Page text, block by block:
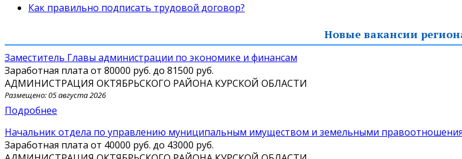
Как правильно подписать трудовой договор?
Новые вакансии
заместитель Главы администрации по экономике и финансам
Заработная плата от 80000 руб. до 81500 руб.
АДМИНИСТРАЦИЯ ОКТЯБРЬСКОГО РАЙОНА КУРСКОЙ ОБЛАСТИ
Размещено: 05 августа 2026
Подробнее
Начальник отдела по управлению муниципальным имуществом и земельными
Заработная плата от 40000 руб. до 43000 руб.